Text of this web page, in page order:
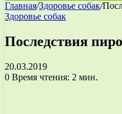
Главная/Здоровье собак/
Здоровье собак
Последствия
20.03.2019
0 Время чтения: 2 мин.